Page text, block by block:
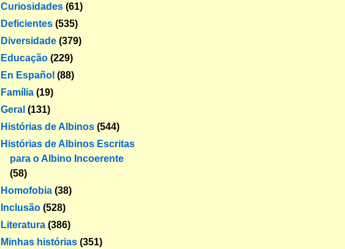
Curiosidades (61)
Deficientes (535)
Diversidade (379)
Educação (229)
En Español (88)
Família (19)
Geral (131)
Histórias de Albinos (544)
Histórias de Albinos Escritas
para o Albino Incoerente
(58)
Homofobia (38)
Inclusão (528)
Literatura (386)
Minhas histórias (351)